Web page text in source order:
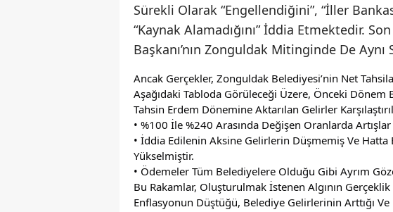
Sürekli Olarak “Engellendiğini”, “İller
“Kaynak Alamadığını” İddia Etmektedir.
Başkanı’nın Zonguldak Mitinginde De
Ancak Gerçekler, Zonguldak Belediyesi’nin Net
Aşağıdaki Tabloda Görüleceği Üzere, Önceki Dönem
Tahsin Erdem Dönemine Aktarılan Gelirler
• %100 İle %240 Arasında Değişen Oranlarda
• İddia Edilenin Aksine Gelirlerin Düşmemiş Ve
Yükselmiştir.
• Ödemeler Tüm Belediyelere Olduğu Gibi Ayrım
Bu Rakamlar, Oluşturulmak İstenen Algının Gerçeklik
Enflasyonun Düştüğü, Belediye Gelirlerinin Arttığı